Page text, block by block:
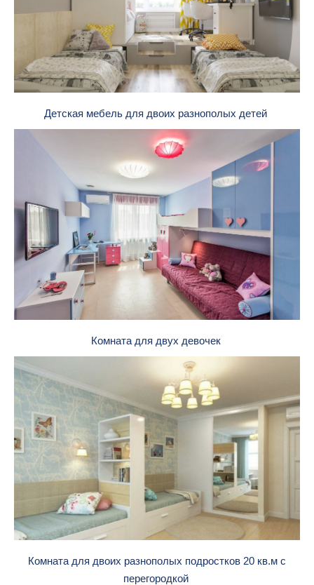
Детская мебель для двоих разнополых детей
Комната для двух девочек
Комната для двоих разнополых подростков 20 кв.м с
перегородкой